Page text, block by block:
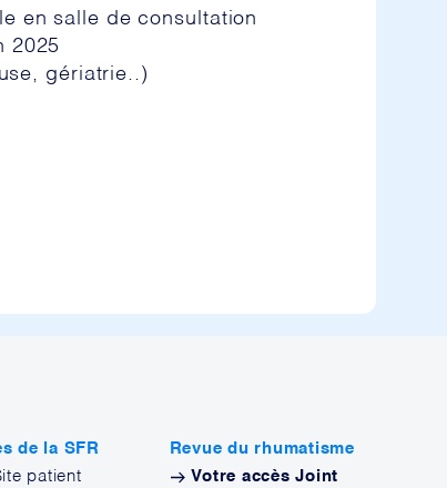
en salle de consultation
2025
gériatrie..)
de la SFR
patient
Revue du rhumatisme
Votre accès Joint